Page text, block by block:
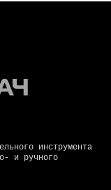
инструмента
и ручного